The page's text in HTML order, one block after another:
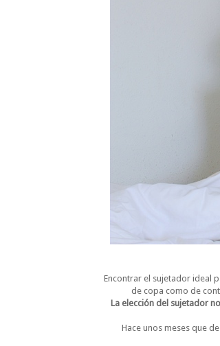
Encontrar el sujetador ideal
de copa como de
La elección del sujetador
Hace unos meses que